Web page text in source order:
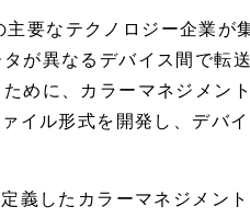
要なテクノロジー企業が
が異なるデバイス間で転
めに、カラーマネジメン
イル形式を開発し、デバ
義したカラーマネジメン